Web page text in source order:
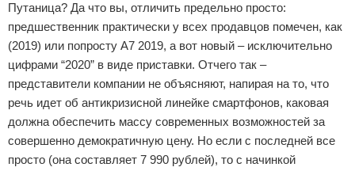
Путаница? Да что вы, отличить предельно просто:
предшественник практически у всех продавцов помечен, как
(2019) или попросту А7 2019, а вот новый – исключительно
цифрами “2020” в виде приставки. Отчего так –
представители компании не объясняют, напирая на то, что
речь идет об антикризисной линейке смартфонов, каковая
должна обеспечить массу современных возможностей за
совершенно демократичную цену. Но если с последней все
просто (она составляет 7 990 рублей), то с начинкой